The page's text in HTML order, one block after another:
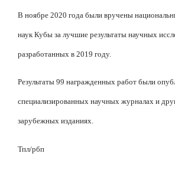
В ноябре 2020 года были вручены
наук Кубы за лучшие результаты научных
разработанных в 2019 году.
Результаты 99 награжденных работ были
специализированных научных журналах и
зарубежных изданиях.
Тпл/рбп